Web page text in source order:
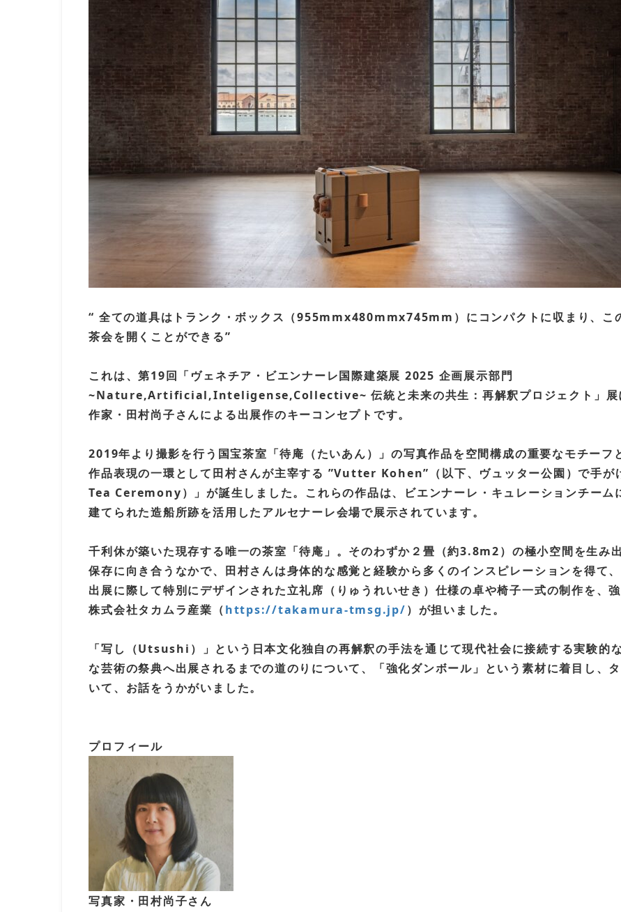
“ 全ての道具はトランク・ボックス（955mmx480mmx745mm）にコンパクトに収まり、こ
茶会を開くことができる”
これは、第19回「ヴェネチア・ビエンナーレ国際建築展 2025 企画展示部門
~Nature,Artificial,Inteligense,Collective~ 伝統と未来の共⽣：再解釈プロジェクト」展に
作家・⽥村尚⼦さんによる出展作のキーコンセプトです。
2019年より撮影を行う国宝茶室「待庵（たいあん）」の写真作品を空間構成の重要なモチーフ
作品表現の一環として田村さんが主宰する ”Vutter Kohen”（以下、ヴュッター公園）で手
Tea Ceremony）」が誕生しました。これらの作品は、ビエンナーレ・キュレーションチーム
建てられた造船所跡を活用したアルセナーレ会場で展示されています。
千利休が築いた現存する唯一の茶室「待庵」。そのわずか２畳（約3.8m2）の極小空間を生み
保存に向き合うなかで、田村さんは身体的な感覚と経験から多くのインスピレーションを得て
出展に際して特別にデザインされた⽴礼席（りゅうれいせき）仕様の卓や椅⼦一式の制作を、
株式会社タカムラ産業（https://takamura-tmsg.jp/）が担いました。
「写し（Utsushi）」という日本文化独自の再解釈の手法を通じて現代社会に接続する実験的
な芸術の祭典へ出展されるまでの道のりについて、「強化ダンボール」という素材に着目し、
いて、お話をうかがいました。
プロフィール
写真家・田村尚子さん